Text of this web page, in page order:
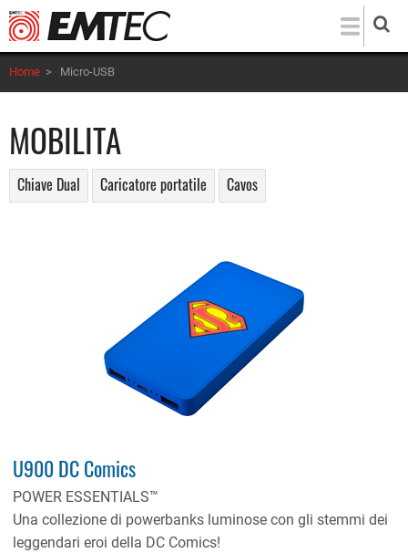
Salta
al
contenuto
principale
Home > Micro-USB
MOBILITA
Chiave Dual Caricatore portatile Cavos
U900 DC Comics
POWER ESSENTIALS™
Una collezione di powerbanks luminose con gli stemmi dei
leggendari eroi della DC Comics!